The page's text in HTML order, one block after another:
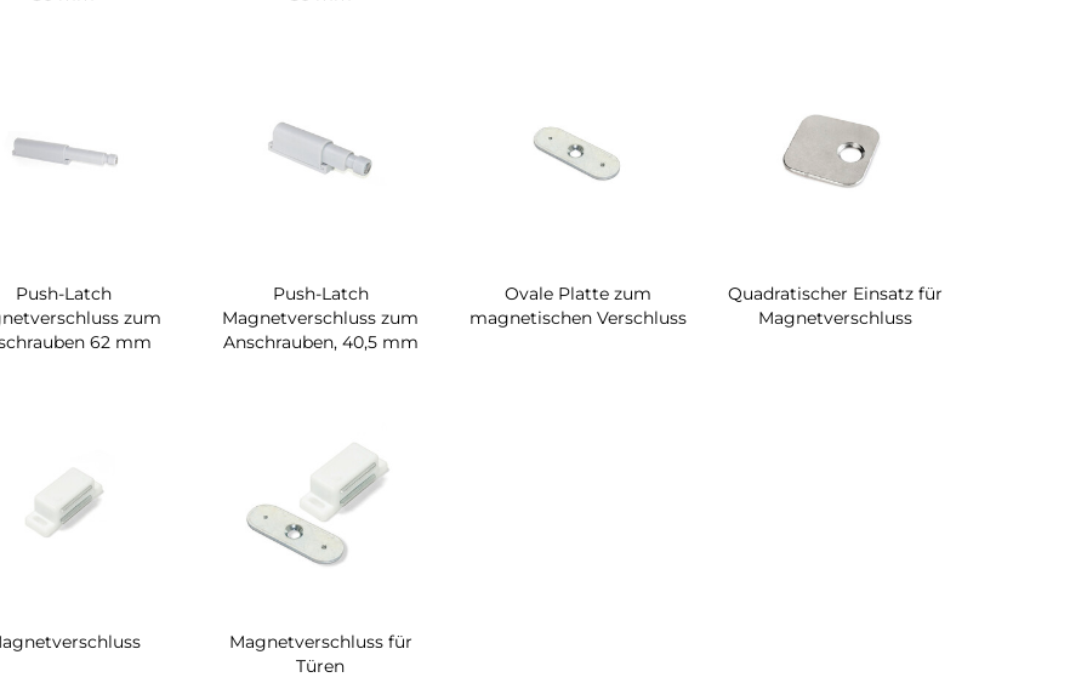
Push-Latch
zum
62 mm
Push-Latch
Magnetverschluss zum
Anschrauben, 40,5 mm
Ovale Platte zum
magnetischen Verschluss
Quadratischer Einsatz für
Magnetverschluss
Magnetverschluss für
Türen